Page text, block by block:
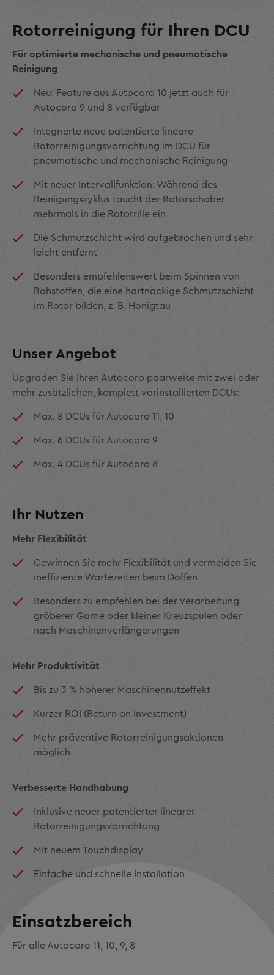
Rotorreinigung für Ihren DCU
Für optimierte mechanische und pneumatische
Reinigung
Neu: Feature aus Autocoro 10 jetzt auch für
Autocoro 9 und 8 verfügbar
Integrierte neue patentierte lineare
Rotorreinigungsvorrichtung im DCU für
pneumatische und mechanische Reinigung
Mit neuer Intervallfunktion: Während des
Reinigungszyklus taucht der Rotorschaber
mehrmals in die Rotorrille ein
Die Schmutzschicht wird aufgebrochen und sehr
leicht entfernt
Besonders empfehlenswert beim Spinnen von
Rohstoffen, die eine hartnäckige Schmutzschicht
im Rotor bilden, z. B. Honigtau
Unser Angebot
Upgraden Sie Ihren Autocoro paarweise mit zwei oder
mehr zusätzlichen, komplett vorinstallierten DCUs:
Max. 8 DCUs für Autocoro 11, 10
Max. 6 DCUs für Autocoro 9
Max. 4 DCUs für Autocoro 8
Ihr Nutzen
Mehr Flexibilität
Gewinnen Sie mehr Flexibilität und vermeiden Sie
ineffiziente Wartezeiten beim Doffen
Besonders zu empfehlen bei der Verarbeitung
gröberer Garne oder kleiner Kreuzspulen oder
nach Maschinenverlängerungen
Mehr Produktivität
Bis zu 3 % höherer Maschinennutzeffekt
Kurzer ROI (Return on Investment)
Mehr präventive Rotorreinigungsaktionen
möglich
Verbesserte Handhabung
Inklusive neuer patentierter linearer
Rotorreinigungsvorrichtung
Mit neuem Touchdisplay
Einfache und schnelle Installation
Einsatzbereich
Für alle Autocoro 11, 10, 9, 8